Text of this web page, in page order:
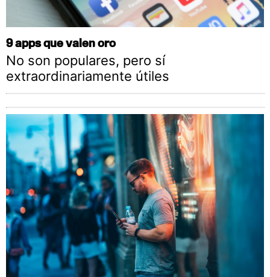
9 apps que valen oro
No son populares, pero sí
extraordinariamente útiles